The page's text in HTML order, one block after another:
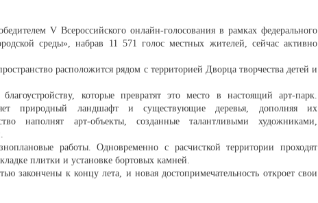
V Всероссийского онлайн-голосования в рамках федерального
среды», набрав 11 571 голос местных жителей, сейчас активно
расположится рядом с территорией Дворца творчества детей и
которые превратят это место в настоящий арт-парк.
природный ландшафт и существующие деревья, дополняя их
наполнят арт-объекты, созданные талантливыми художниками,
работы. Одновременно с расчисткой территории проходят
плитки и установке бортовых камней.
закончены к концу лета, и новая достопримечательность откроет свои